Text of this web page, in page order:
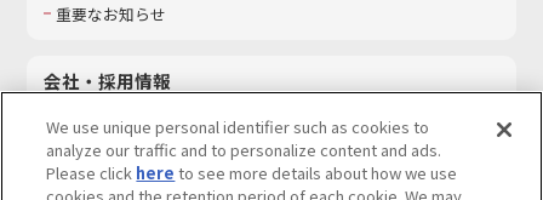
重要なお知らせ
会社・採用情報
採用情報
サステナビリティ
We use unique personal identifier such as cookies to
analyze our traffic and to personalize content and ads.
Please click here to see more details about how we use